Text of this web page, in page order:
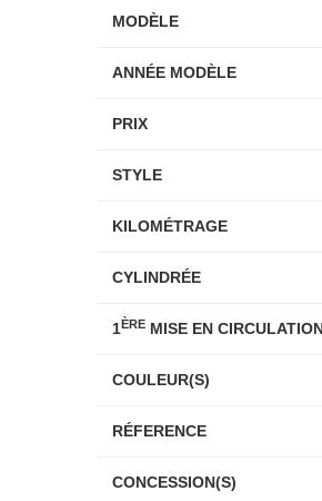
MODÈLE
ANNÉE MODÈLE
PRIX
STYLE
KILOMÉTRAGE
CYLINDRÉE
1ÈRE MISE EN
COULEUR(S)
RÉFERENCE
CONCESSION(S)